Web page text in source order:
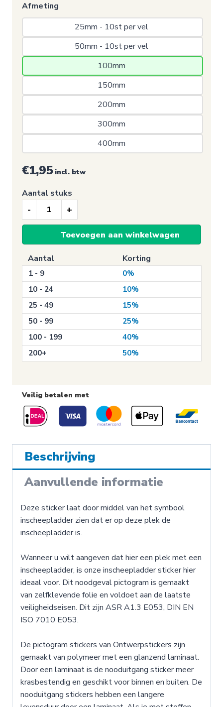
Afmeting
25mm - 10st per vel
50mm - 10st per vel
100mm
150mm
200mm
300mm
400mm
€1,95 incl. btw
Nooduitgang
sticker,
Inscheepladder
aantal
Aantal stuks
Toevoegen aan winkelwagen
Aantal Korting
1 - 9
0%
10 - 24
10%
25 - 49
15%
50 - 99
25%
100 - 199
40%
200+
50%
Veilig betalen met
Beschrijving
Aanvullende informatie
Deze sticker laat door middel van het symbool
inscheepladder zien dat er op deze plek de
inscheepladder is.
Wanneer u wilt aangeven dat hier een plek met een
inscheepladder, is onze inscheepladder sticker hier
ideaal voor. Dit noodgeval pictogram is gemaakt
van zelfklevende folie en voldoet aan de laatste
veiligheidseisen. Dit zijn ASR A1.3 E053, DIN EN
ISO 7010 E053.
De pictogram stickers van Ontwerpstickers zijn
gemaakt van polymeer met een glanzend laminaat.
Door een laminaat is de nooduitgang sticker meer
krasbestendig en geschikt voor binnen en buiten. De
nooduitgang stickers hebben een langere